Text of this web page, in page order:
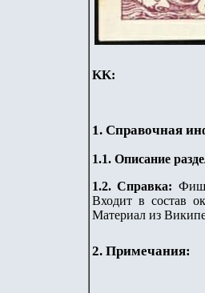
KK:
1. Справочная
1.1. Описание
1.2. Справка:
Входит в состав
Материал из
2. Примечания: